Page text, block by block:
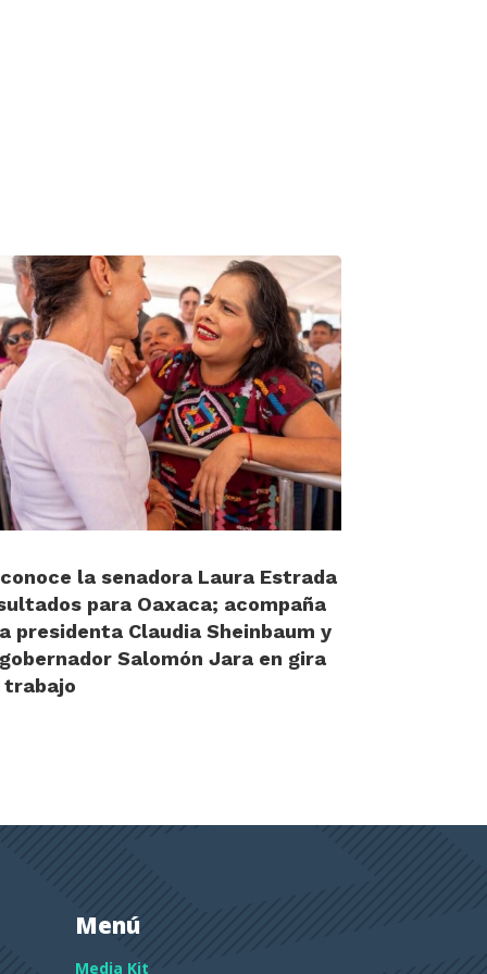
la senadora Laura Estrada
para Oaxaca; acompaña
presidenta Claudia Sheinbaum y
Salomón Jara en gira
trabajo
Menú
Media Kit